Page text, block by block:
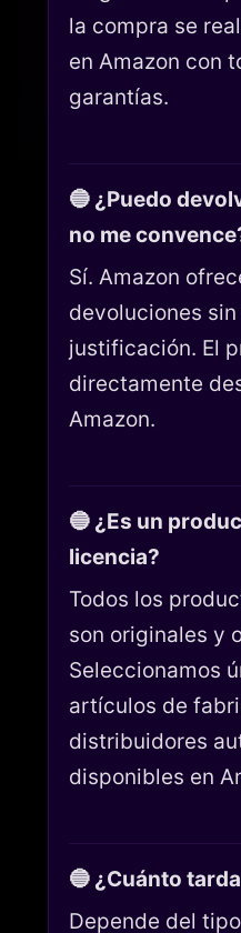
la compra se
en Amazon con
garantías.
🔵 ¿Puedo
no me
Sí. Amazon
devoluciones
justificación. El
directamente
Amazon.
🔵 ¿Es un
licencia?
Todos los
son originales y
Seleccionamos
artículos de
distribuidores
disponibles en
🔵 ¿Cuánto
Depende del